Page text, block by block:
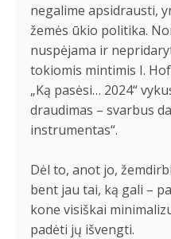
negalime apsidrausti,
žemės ūkio politika.
nuspėjama ir
tokiomis mintimis I.
„Ką pasėsi… 2024“
draudimas – svarbus
instrumentas“.
Dėl to, anot jo,
bent jau tai, ką gali –
kone visiškai
padėti jų išvengti.